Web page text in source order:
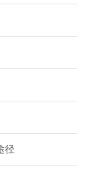
径